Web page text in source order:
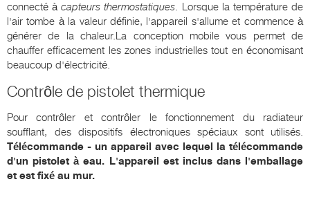
connecté àcapteurs thermostatiques. Lorsque la température de
l'air tombe à la valeur définie, l'appareil s'allume et commence à
générer de la chaleur.La conception mobile vous permet de
chauffer efficacement les zones industrielles tout en économisant
beaucoup d'électricité.
Contrôle de pistolet thermique
Pour contrôler et contrôler le fonctionnement du radiateur
soufflant, des dispositifs électroniques spéciaux sont utilisés.
Télécommande - un appareil avec lequel la télécommande
d'un pistolet à eau. L'appareil est inclus dans l'emballage
et est fixé au mur.